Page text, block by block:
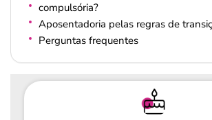
compulsória?
Aposentadoria pelas regras de
Perguntas frequentes